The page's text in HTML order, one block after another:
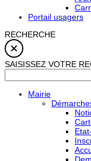
Portail usagers
RECHERCHE
SAISISSEZ VOTRE
Mairie